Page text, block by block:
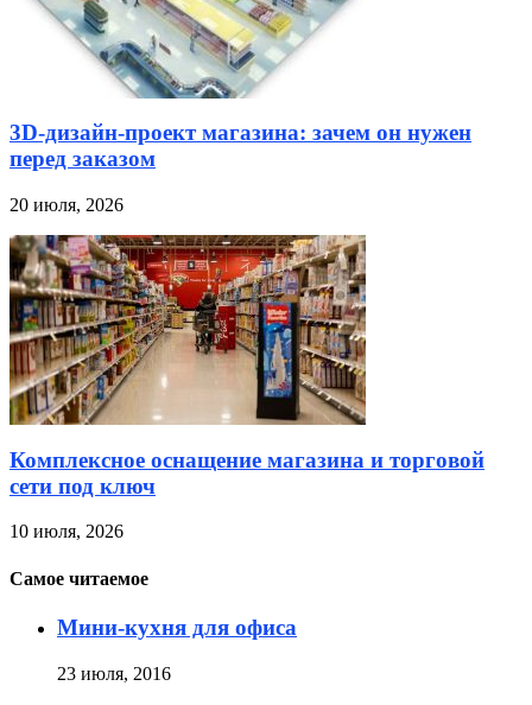
3D-дизайн-проект магазина: зачем он нужен
перед заказом
20 июля, 2026
Комплексное оснащение магазина и торговой
сети под ключ
10 июля, 2026
Самое читаемое
Мини-кухня для офиса
23 июля, 2016